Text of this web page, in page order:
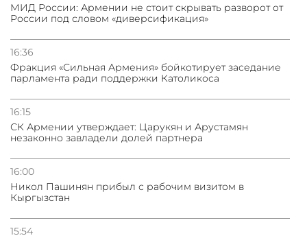
МИД России: Армении не стоит скрывать разворот от
России под словом «диверсификация»
16:36
Фракция «Сильная Армения» бойкотирует заседание
парламента ради поддержки Католикоса
16:15
СК Армении утверждает: Царукян и Арустамян
незаконно завладели долей партнера
16:00
Никол Пашинян прибыл с рабочим визитом в
Кыргызстан
15:54